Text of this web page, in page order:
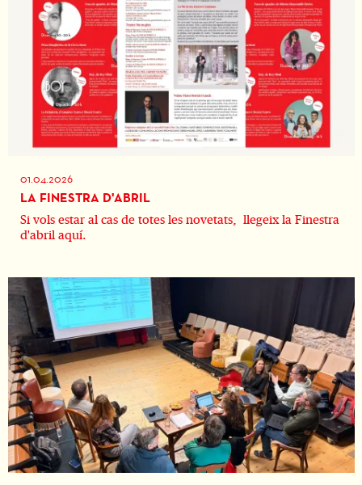
01.04.2026
LA FINESTRA D'ABRIL
Si vols estar al cas de totes les novetats, llegeix la Finestra
d'abril aquí.